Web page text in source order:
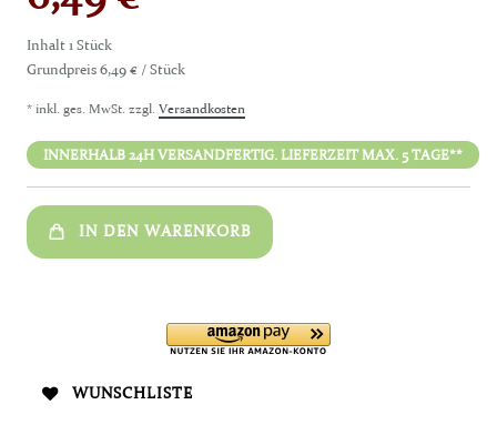
Inhalt1 Stück
Grundpreis6,49 € / Stück
* inkl. ges. MwSt. zzgl. Versandkosten
INNERHALB 24H VERSANDFERTIG. LIEFERZEIT MAX. 5 TAGE**
IN DEN WARENKORB
WUNSCHLISTE